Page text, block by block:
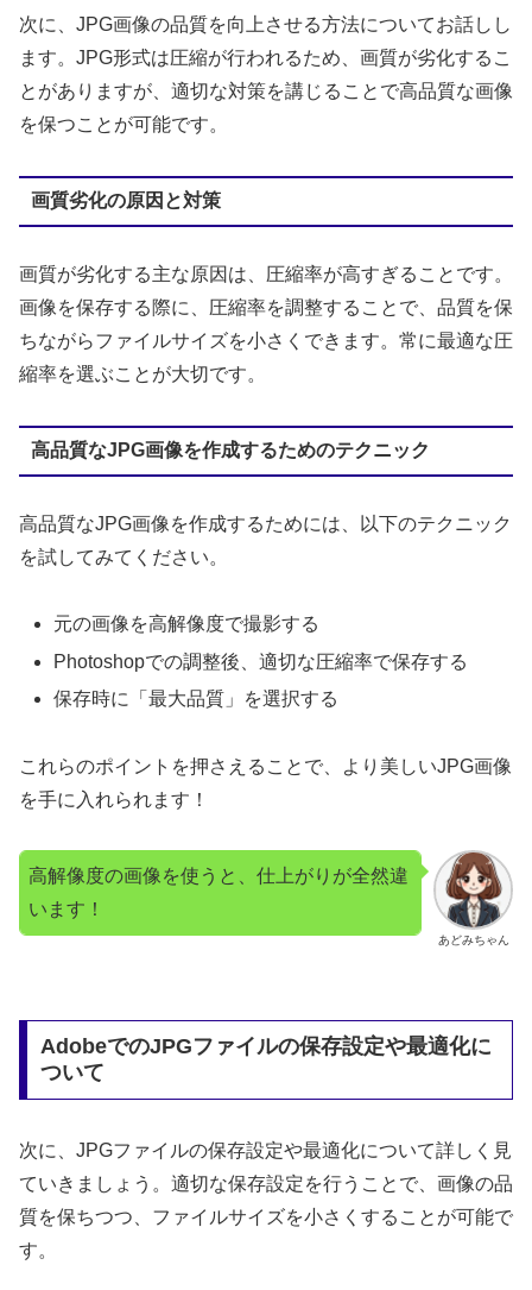
次に、JPG画像の品質を向上させる方法についてお話しし
ます。JPG形式は圧縮が行われるため、画質が劣化するこ
とがありますが、適切な対策を講じることで高品質な画像
を保つことが可能です。
画質劣化の原因と対策
画質が劣化する主な原因は、圧縮率が高すぎることです。
画像を保存する際に、圧縮率を調整することで、品質を保
ちながらファイルサイズを小さくできます。常に最適な圧
縮率を選ぶことが大切です。
高品質なJPG画像を作成するためのテクニック
高品質なJPG画像を作成するためには、以下のテクニック
を試してみてください。
元の画像を高解像度で撮影する
Photoshopでの調整後、適切な圧縮率で保存する
保存時に「最大品質」を選択する
これらのポイントを押さえることで、より美しいJPG画像
を手に入れられます！
あどみちゃん
高解像度の画像を使うと、仕上がりが全然違
います！
AdobeでのJPGファイルの保存設定や最適化に
ついて
次に、JPGファイルの保存設定や最適化について詳しく見
ていきましょう。適切な保存設定を行うことで、画像の品
質を保ちつつ、ファイルサイズを小さくすることが可能で
す。